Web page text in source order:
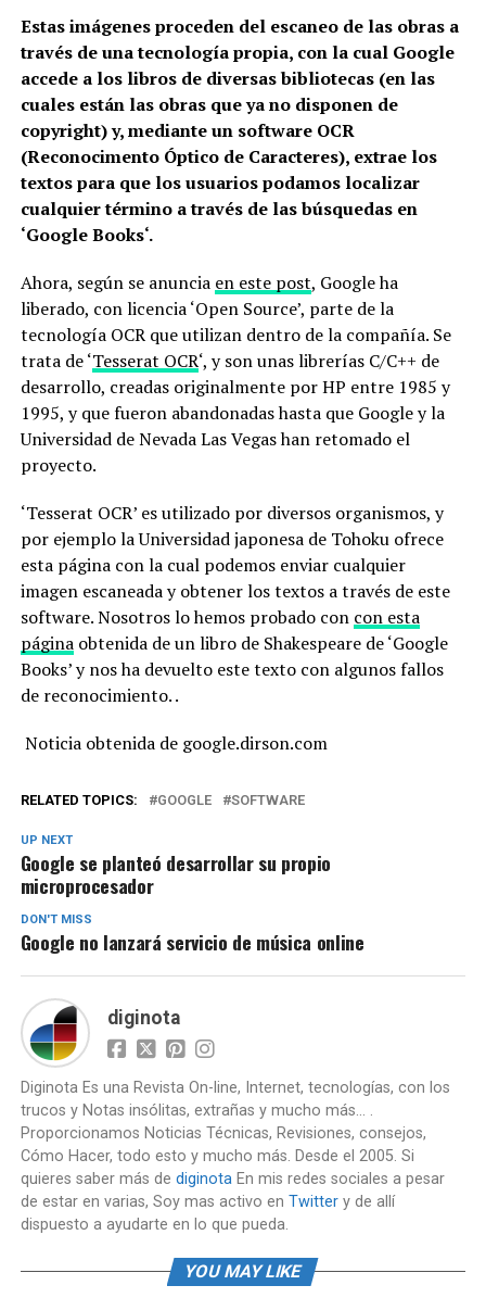
Estas imágenes proceden del escaneo de las obras a
través de unatecnología propia, con la cual Google
accede a los libros de diversas bibliotecas (en las
cuales están las obras que ya no disponen de
copyright) y, mediante un software OCR
(Reconocimento Óptico de Caracteres), extrae los
textos para que los usuarios podamos localizar
cualquier término a través de las búsquedas en
‘Google Books‘.
Ahora, según se anuncia en este post, Google ha
liberado, con licencia ‘Open Source’, parte de la
tecnología OCR que utilizan dentro de la compañía. Se
trata de ‘Tesserat OCR‘, y son unas librerías C/C++ de
desarrollo, creadas originalmente por HP entre 1985 y
1995, y que fueron abandonadas hasta que Google y la
Universidad de Nevada Las Vegas han retomado el
proyecto.
‘Tesserat OCR’ es utilizado por diversos organismos, y
por ejemplo la Universidad japonesa de Tohoku ofrece
esta página con la cual podemos enviar cualquier
imagen escaneada y obtener los textos a través de este
software. Nosotros lo hemos probado con con esta
páginaobtenida de un libro de Shakespeare de ‘Google
Books’ y nos ha devuelto este texto con algunos fallos
de reconocimiento. .
Noticia obtenida de google.dirson.com
RELATED TOPICS: GOOGLE SOFTWARE
UP NEXT
Google se planteó desarrollar su propio
microprocesador
DON'T MISS
Google no lanzará servicio de música online
diginota
Diginota Es una Revista On-line, Internet, tecnologías, con los
trucos y Notas insólitas, extrañas y mucho más... .
Proporcionamos Noticias Técnicas, Revisiones, consejos,
Cómo Hacer, todo esto y mucho más. Desde el 2005. Si
quieres saber más de diginotaEn mis redes sociales a pesar
de estar en varias, Soy mas activo en Twittery de allí
dispuesto a ayudarte en lo que pueda.
YOU MAY LIKE